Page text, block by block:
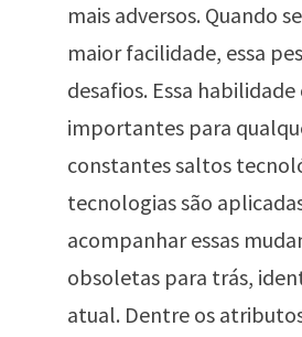
mais adversos. Quando
maior facilidade, essa
desafios. Essa
importantes para
constantes saltos
tecnologias são
acompanhar essas
obsoletas para trás,
atual. Dentre os